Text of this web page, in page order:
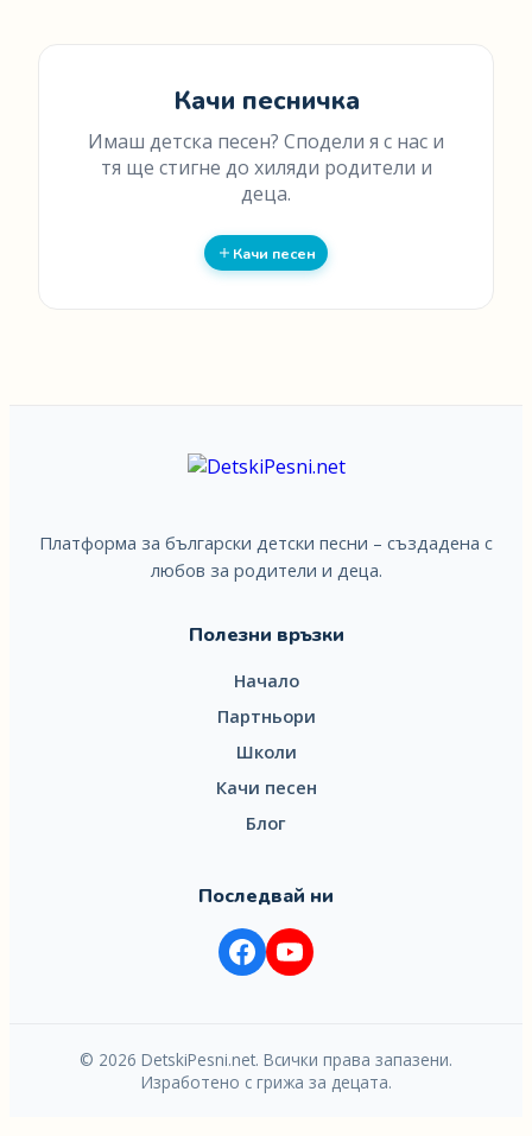
Качи песничка
Имаш детска песен? Сподели я с нас и
тя ще стигне до хиляди родители и
деца.
Качи песен
Платформа за български детски песни – създадена с
любов за родители и деца.
Полезни връзки
Начало
Партньори
Школи
Качи песен
Блог
Последвай ни
© 2026 DetskiPesni.net. Всички права запазени.
Изработено с грижа за децата.